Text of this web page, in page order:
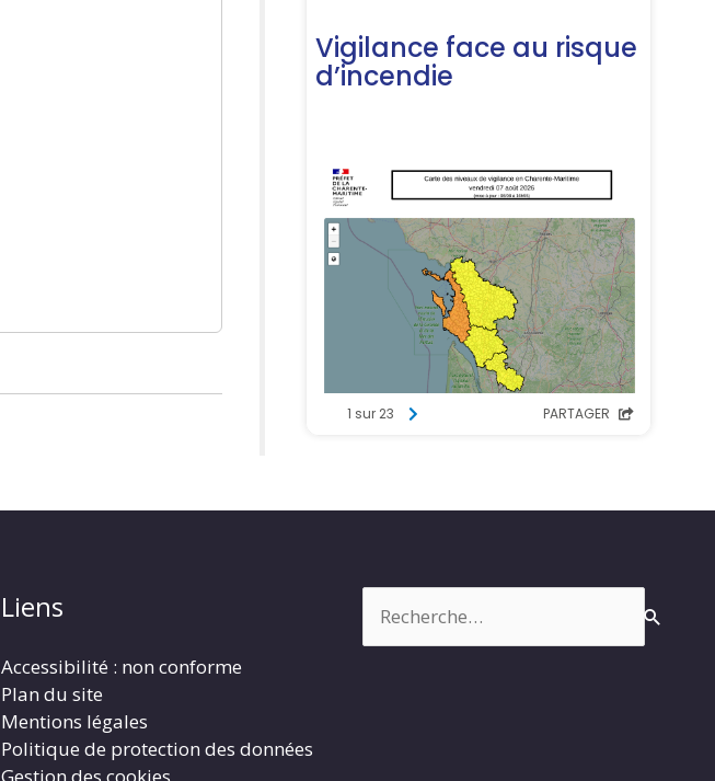
Liens
Accessibilité : non conforme
Plan du site
Mentions légales
Politique de protection des données